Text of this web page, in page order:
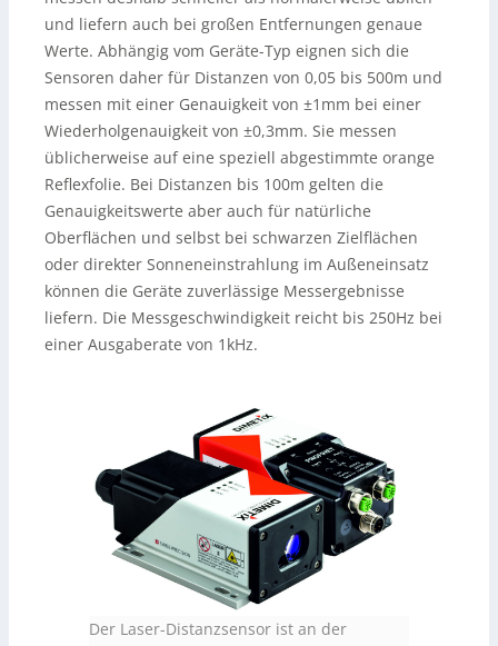
und liefern auch bei großen Entfernungen genaue
Werte. Abhängig vom Geräte-Typ eignen sich die
Sensoren daher für Distanzen von 0,05 bis 500m und
messen mit einer Genauigkeit von ±1mm bei einer
Wiederholgenauigkeit von ±0,3mm. Sie messen
üblicherweise auf eine speziell abgestimmte orange
Reflexfolie. Bei Distanzen bis 100m gelten die
Genauigkeitswerte aber auch für natürliche
Oberflächen und selbst bei schwarzen Zielflächen
oder direkter Sonneneinstrahlung im Außeneinsatz
können die Geräte zuverlässige Messergebnisse
liefern. Die Messgeschwindigkeit reicht bis 250Hz bei
einer Ausgaberate von 1kHz.
Der Laser-Distanzsensor ist an der